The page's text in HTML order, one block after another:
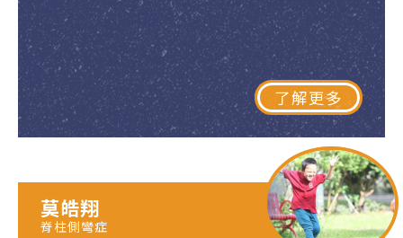
了解更多
莫皓翔
脊柱側彎症